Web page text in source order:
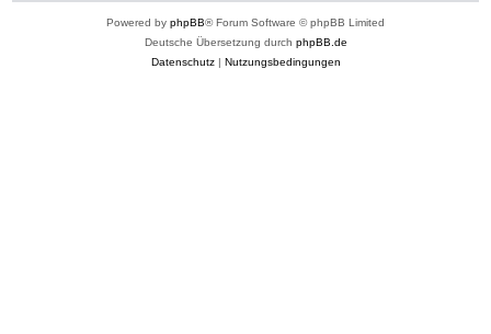
Powered by phpBB® Forum Software © phpBB Limited
Deutsche Übersetzung durch phpBB.de
Datenschutz| Nutzungsbedingungen